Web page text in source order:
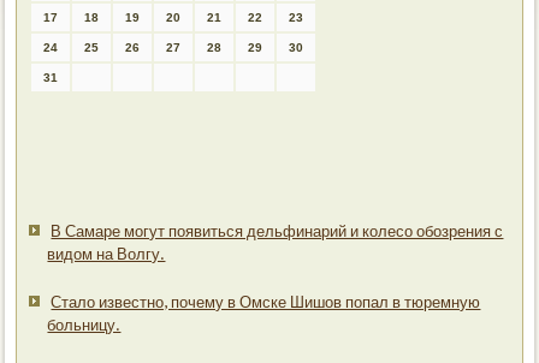
17 18 19 20 21 22 23
24 25 26 27 28 29 30
31
В Самаре могут появиться дельфинарий и колесо обозрения с
видом на Волгу.
Стало известно, почему в Омске Шишов попал в тюремную
больницу.